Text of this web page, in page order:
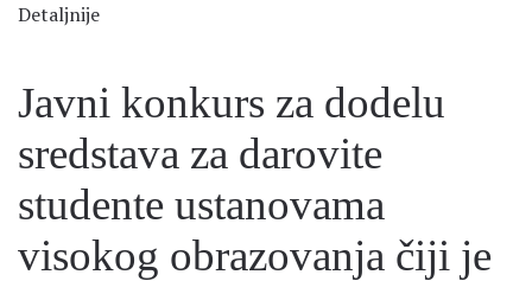
Detaljnije
Javni konkurs za dodelu
sredstava za darovite
studente ustanovama
visokog obrazovanja čiji je